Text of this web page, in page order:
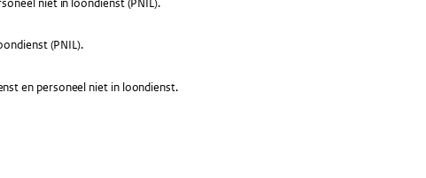
(PNIL).
en personeel niet in loondienst.